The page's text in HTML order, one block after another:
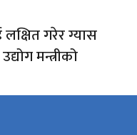
लक्षित गरेर ग्यास
मन्त्रीको